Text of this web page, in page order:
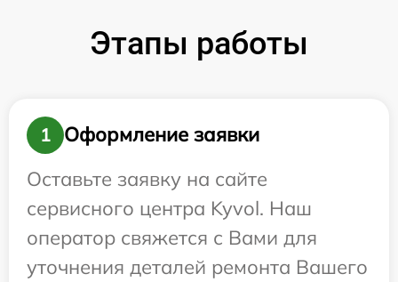
Этапы работы
1
Оформление заявки
Оставьте заявку на сайте
сервисного центра Kyvol. Наш
оператор свяжется с Вами для
уточнения деталей ремонта Вашего